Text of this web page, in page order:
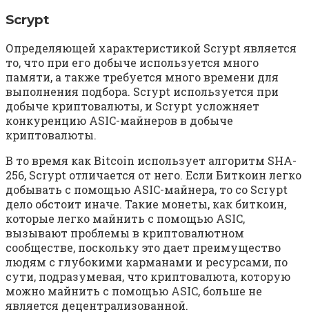
Scrypt
Определяющей характеристикой Scrypt является
то, что при его добыче используется много
памяти, а также требуется много времени для
выполнения подбора. Scrypt используется при
добыче криптовалюты, и Scrypt усложняет
конкуренцию ASIC-майнеров в добыче
криптовалюты.
В то время как Bitcoin использует алгоритм SHA-
256, Scrypt отличается от него. Если Биткоин легко
добывать с помощью ASIC-майнера, то со Scrypt
дело обстоит иначе. Такие монеты, как биткоин,
которые легко майнить с помощью ASIC,
вызывают проблемы в криптовалютном
сообществе, поскольку это дает преимущество
людям с глубокими карманами и ресурсами, по
сути, подразумевая, что криптовалюта, которую
можно майнить с помощью ASIC, больше не
является децентрализованной.